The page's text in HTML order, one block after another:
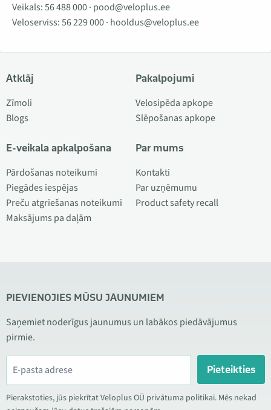
Veikals:56 488 000· pood@veloplus.ee
Veloserviss:56 229 000· hooldus@veloplus.ee
Atklāj
Zīmoli
Blogs
E-veikala apkalpošana
Pārdošanas noteikumi
Piegādes iespējas
Preču atgriešanas noteikumi
Maksājums pa daļām
Pakalpojumi
Velosipēda apkope
Slēpošanas apkope
Par mums
Kontakti
Par uzņēmumu
Product safety recall
PIEVIENOJIES MŪSU JAUNUMIEM
Saņemiet noderīgus jaunumus un labākos piedāvājumus
pirmie.
Pieteikties
Pierakstoties, jūs piekrītat Veloplus OÜ privātuma politikai. Mēs nekad